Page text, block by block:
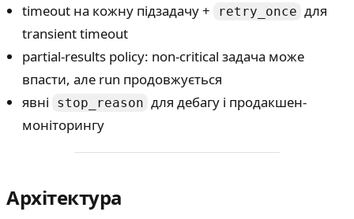
timeout на кожну підзадачу +
retry_once для
transient timeout
partial-results policy: non-critical задача може
впасти, але run продовжується
явні
stop_reason для дебагу і продакшен-
моніторингу
Архітектура